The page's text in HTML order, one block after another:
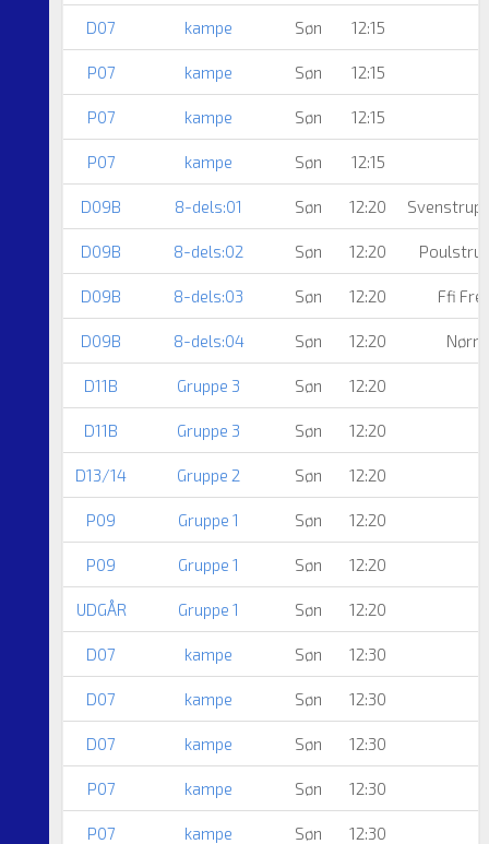
D07 kampe Søn 12:15
P07 kampe Søn 12:15
P07 kampe Søn 12:15
P07 kampe Søn 12:15
D09B 8-dels:01 Søn 12:20 Svenstrup
D09B 8-dels:02 Søn 12:20
D09B 8-dels:03 Søn 12:20 Ffi
D09B 8-dels:04 Søn 12:20
D11B Gruppe 3 Søn 12:20
D11B Gruppe 3 Søn 12:20
D13/14 Gruppe 2 Søn 12:20
P09 Gruppe 1 Søn 12:20
P09 Gruppe 1 Søn 12:20
UDGÅR Gruppe 1 Søn 12:20
D07 kampe Søn 12:30
D07 kampe Søn 12:30
D07 kampe Søn 12:30
P07 kampe Søn 12:30
P07 kampe Søn 12:30